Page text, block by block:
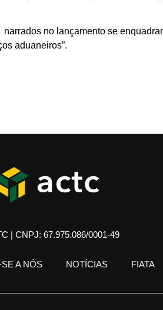
no lançamento se
aduaneiros”.
| CNPJ: 67.975.086/0001-49
A NÓS NOTÍCIAS FIATA